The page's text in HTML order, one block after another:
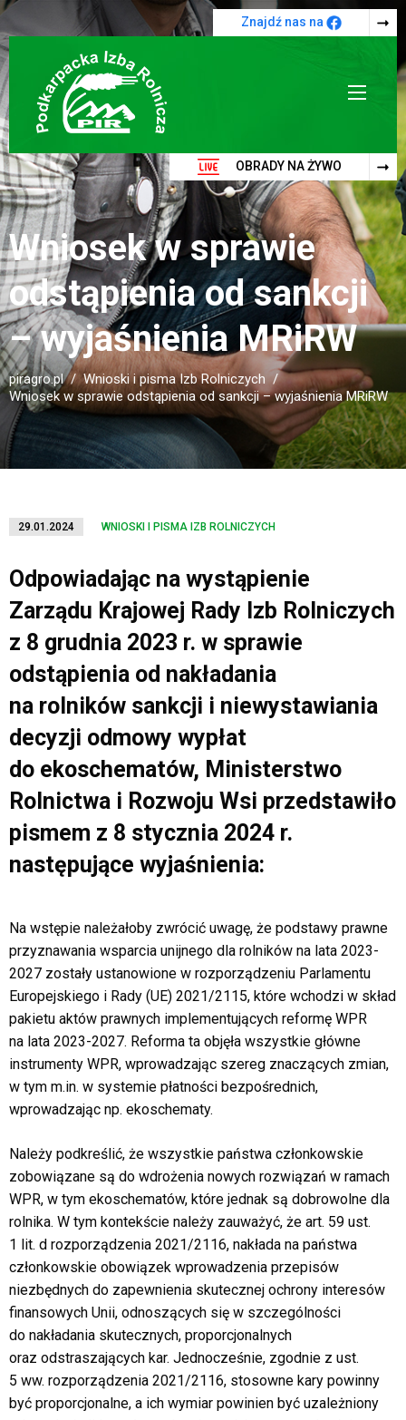
Przejdź do treści
Znajdź nas na
OBRADY NA ŻYWO
Wniosek w sprawie
odstąpienia od sankcji
– wyjaśnienia MRiRW
piragro.pl
Wnioski i pisma Izb Rolniczych
Wniosek w sprawie odstąpienia od sankcji – wyjaśnienia MRiRW
29.01.2024 WNIOSKI I PISMA IZB ROLNICZYCH
Odpowiadając na wystąpienie
Zarządu Krajowej Rady Izb Rolniczych
z 8 grudnia 2023 r. w sprawie
odstąpienia od nakładania
na rolników sankcji i niewystawiania
decyzji odmowy wypłat
do ekoschematów, Ministerstwo
Rolnictwa i Rozwoju Wsi przedstawiło
pismem z 8 stycznia 2024 r.
następujące wyjaśnienia:
Na wstępie należałoby zwrócić uwagę, że podstawy prawne
przyznawania wsparcia unijnego dla rolników na lata 2023-
2027 zostały ustanowione w rozporządzeniu Parlamentu
Europejskiego i Rady (UE) 2021/2115, które wchodzi w skład
pakietu aktów prawnych implementujących reformę WPR
na lata 2023-2027. Reforma ta objęła wszystkie główne
instrumenty WPR, wprowadzając szereg znaczących zmian,
w tym m.in. w systemie płatności bezpośrednich,
wprowadzając np. ekoschematy.
Należy podkreślić, że wszystkie państwa członkowskie
zobowiązane są do wdrożenia nowych rozwiązań w ramach
WPR, w tym ekoschematów, które jednak są dobrowolne dla
rolnika. W tym kontekście należy zauważyć, że art. 59 ust.
1 lit. d rozporządzenia 2021/2116, nakłada na państwa
członkowskie obowiązek wprowadzenia przepisów
niezbędnych do zapewnienia skutecznej ochrony interesów
finansowych Unii, odnoszących się w szczególności
do nakładania skutecznych, proporcjonalnych
oraz odstraszających kar. Jednocześnie, zgodnie z ust.
5 ww. rozporządzenia 2021/2116, stosowne kary powinny
być proporcjonalne, a ich wymiar powinien być uzależniony